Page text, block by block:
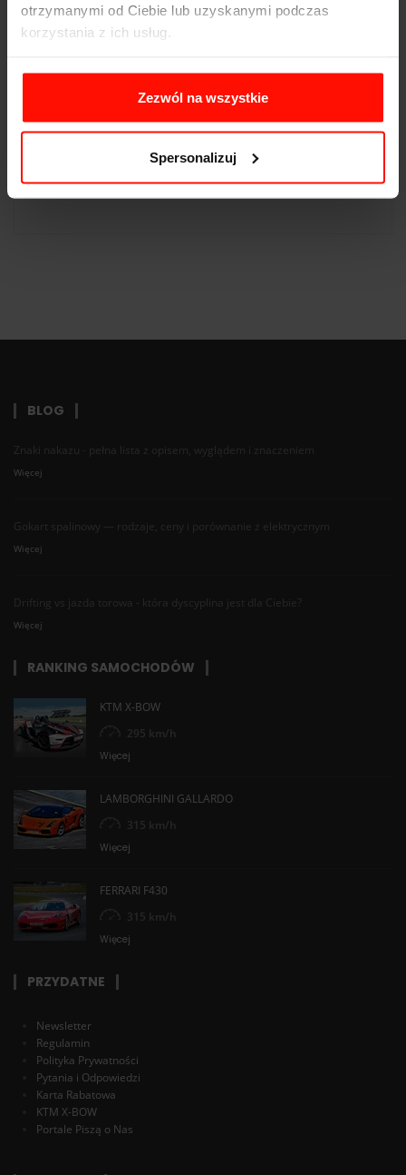
otrzymanymi od Ciebie lub uzyskanymi podczas
korzystania z ich usług.
Zezwól na wszystkie
Spersonalizuj
Prędkość max:
240km/h
Waga:
670kg
Skrzynia biegów:
6-biegowa
BLOG
Znaki nakazu - pełna lista z opisem, wyglądem i znaczeniem
Więcej
Gokart spalinowy — rodzaje, ceny i porównanie z elektrycznym
Więcej
Drifting vs jazda torowa - która dyscyplina jest dla Ciebie?
Więcej
RANKING SAMOCHODÓW
KTM X-BOW
295 km/h
Więcej
LAMBORGHINI GALLARDO
315 km/h
Więcej
FERRARI F430
315 km/h
Więcej
PRZYDATNE
Newsletter
Regulamin
Polityka Prywatności
Pytania i Odpowiedzi
Karta Rabatowa
KTM X-BOW
Portale Piszą o Nas